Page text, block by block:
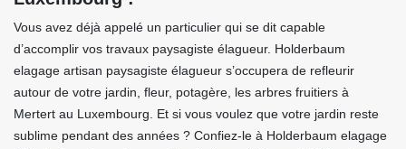
Vous avez déjà appelé un particulier qui se dit capable
d’accomplir vos travaux paysagiste élagueur. Holderbaum
elagage artisan paysagiste élagueur s’occupera de refleurir
autour de votre jardin, fleur, potagère, les arbres fruitiers à
Mertert au Luxembourg. Et si vous voulez que votre jardin reste
sublime pendant des années ? Confiez-le à Holderbaum elagage